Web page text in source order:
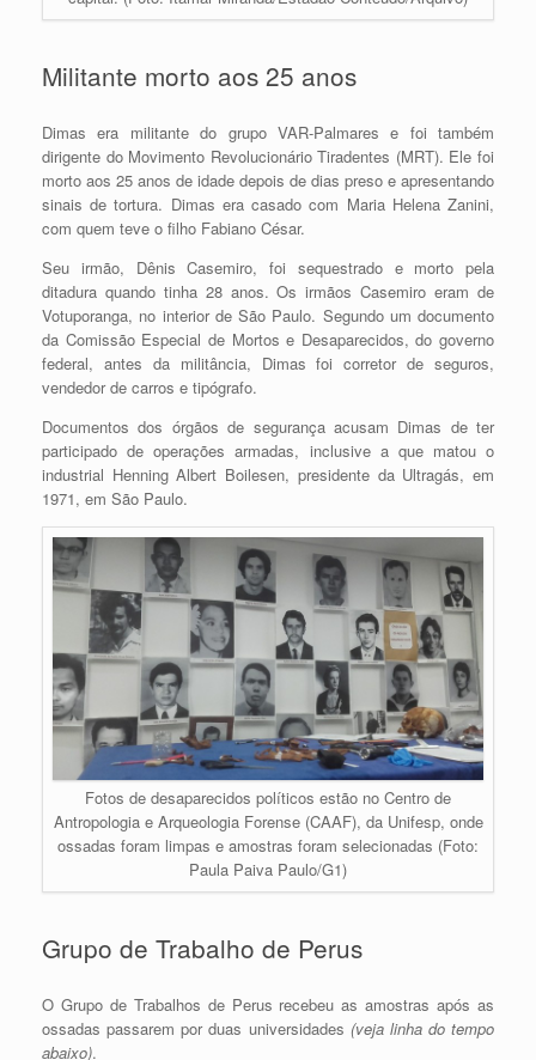
Militante morto aos 25 anos
Dimas era militante do grupo VAR-Palmares e foi também
dirigente do Movimento Revolucionário Tiradentes (MRT). Ele foi
morto aos 25 anos de idade depois de dias preso e apresentando
sinais de tortura. Dimas era casado com Maria Helena Zanini,
com quem teve o filho Fabiano César.
Seu irmão, Dênis Casemiro, foi sequestrado e morto pela
ditadura quando tinha 28 anos. Os irmãos Casemiro eram de
Votuporanga, no interior de São Paulo. Segundo um documento
da Comissão Especial de Mortos e Desaparecidos, do governo
federal, antes da militância, Dimas foi corretor de seguros,
vendedor de carros e tipógrafo.
Documentos dos órgãos de segurança acusam Dimas de ter
participado de operações armadas, inclusive a que matou o
industrial Henning Albert Boilesen, presidente da Ultragás, em
1971, em São Paulo.
Fotos de desaparecidos políticos estão no Centro de
Antropologia e Arqueologia Forense (CAAF), da Unifesp, onde
ossadas foram limpas e amostras foram selecionadas (Foto:
Paula Paiva Paulo/G1)
Grupo de Trabalho de Perus
O Grupo de Trabalhos de Perus recebeu as amostras após as
ossadas passarem por duas universidades (veja linha do tempo
abaixo).